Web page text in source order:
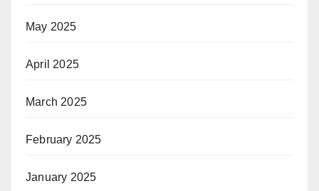
May 2025
April 2025
March 2025
February 2025
January 2025